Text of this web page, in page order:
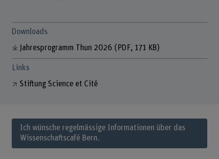
Downloads
Jahresprogramm Thun 2026 (PDF, 171 KB)
Links
Stiftung Science et Cité
Ich wünsche regelmässige Informationen über das
Wissenschaftscafé Bern.